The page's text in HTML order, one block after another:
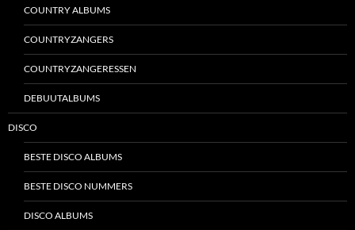
COUNTRY ALBUMS
COUNTRYZANGERS
COUNTRYZANGERESSEN
DEBUUTALBUMS
DISCO
BESTE DISCO ALBUMS
BESTE DISCO NUMMERS
DISCO ALBUMS